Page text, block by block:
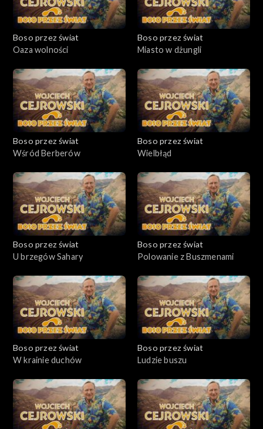
Boso przez świat
Oaza wolności
Boso przez świat
Miasto w dżungli
Boso przez świat
Wśród Berberów
Boso przez świat
Wielbłąd
Boso przez świat
U brzegów Sahary
Boso przez świat
Polowanie z Buszmenami
Boso przez świat
W krainie duchów
Boso przez świat
Ludzie buszu